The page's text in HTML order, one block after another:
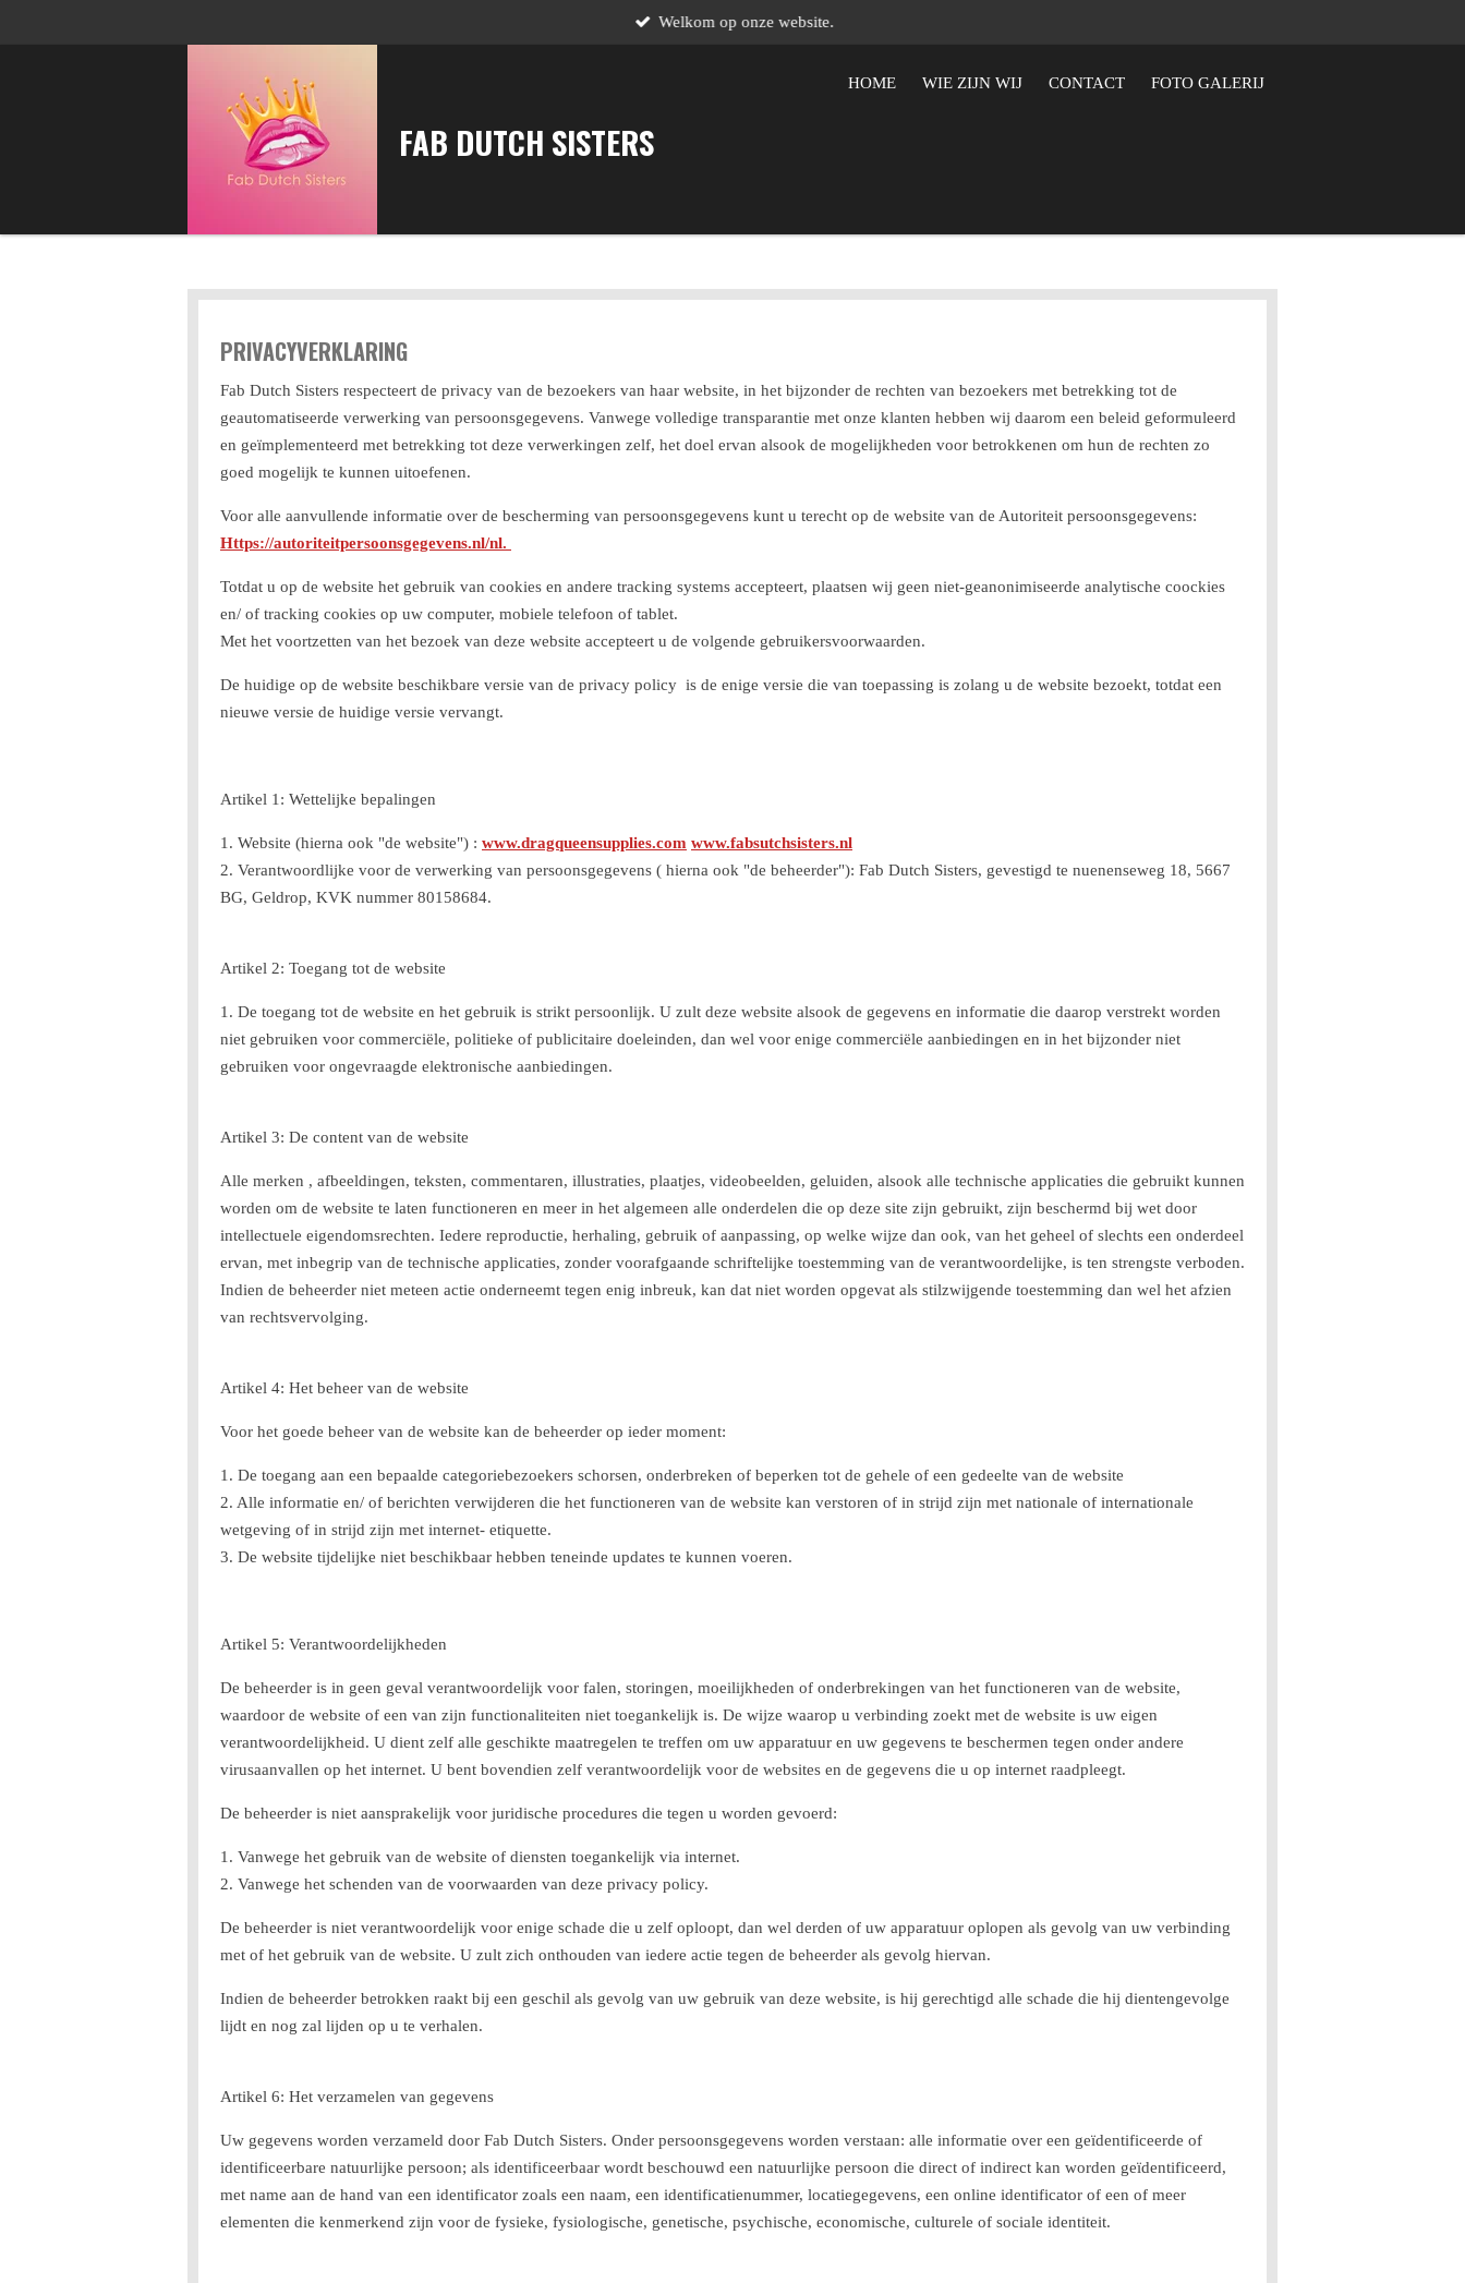
Welkom op onze website.
FAB DUTCH SISTERS
HOME WIE ZIJN WIJ CONTACT FOTO GALERIJ
PRIVACYVERKLARING
Fab Dutch Sisters respecteert de privacy van de bezoekers van haar website, in het bijzonder de rechten van bezoekers met betrekking tot de
geautomatiseerde verwerking van persoonsgegevens. Vanwege volledige transparantie met onze klanten hebben wij daarom een beleid geformuleerd
en geïmplementeerd met betrekking tot deze verwerkingen zelf, het doel ervan alsook de mogelijkheden voor betrokkenen om hun de rechten zo
goed mogelijk te kunnen uitoefenen.
Voor alle aanvullende informatie over de bescherming van persoonsgegevens kunt u terecht op de website van de Autoriteit persoonsgegevens:
Https://autoriteitpersoonsgegevens.nl/nl.
Totdat u op de website het gebruik van cookies en andere tracking systems accepteert, plaatsen wij geen niet-geanonimiseerde analytische coockies
en/ of tracking cookies op uw computer, mobiele telefoon of tablet.
Met het voortzetten van het bezoek van deze website accepteert u de volgende gebruikersvoorwaarden.
De huidige op de website beschikbare versie van de privacy policy is de enige versie die van toepassing is zolang u de website bezoekt, totdat een
nieuwe versie de huidige versie vervangt.
Artikel 1: Wettelijke bepalingen
1. Website (hierna ook "de website") : www.dragqueensupplies.com www.fabsutchsisters.nl
2. Verantwoordlijke voor de verwerking van persoonsgegevens ( hierna ook "de beheerder"): Fab Dutch Sisters, gevestigd te nuenenseweg 18, 5667
BG, Geldrop, KVK nummer 80158684.
Artikel 2: Toegang tot de website
1. De toegang tot de website en het gebruik is strikt persoonlijk. U zult deze website alsook de gegevens en informatie die daarop verstrekt worden
niet gebruiken voor commerciële, politieke of publicitaire doeleinden, dan wel voor enige commerciële aanbiedingen en in het bijzonder niet
gebruiken voor ongevraagde elektronische aanbiedingen.
Artikel 3: De content van de website
Alle merken , afbeeldingen, teksten, commentaren, illustraties, plaatjes, videobeelden, geluiden, alsook alle technische applicaties die gebruikt kunnen
worden om de website te laten functioneren en meer in het algemeen alle onderdelen die op deze site zijn gebruikt, zijn beschermd bij wet door
intellectuele eigendomsrechten. Iedere reproductie, herhaling, gebruik of aanpassing, op welke wijze dan ook, van het geheel of slechts een onderdeel
ervan, met inbegrip van de technische applicaties, zonder voorafgaande schriftelijke toestemming van de verantwoordelijke, is ten strengste verboden.
Indien de beheerder niet meteen actie onderneemt tegen enig inbreuk, kan dat niet worden opgevat als stilzwijgende toestemming dan wel het afzien
van rechtsvervolging.
Artikel 4: Het beheer van de website
Voor het goede beheer van de website kan de beheerder op ieder moment:
1. De toegang aan een bepaalde categoriebezoekers schorsen, onderbreken of beperken tot de gehele of een gedeelte van de website
2. Alle informatie en/ of berichten verwijderen die het functioneren van de website kan verstoren of in strijd zijn met nationale of internationale
wetgeving of in strijd zijn met internet- etiquette.
3. De website tijdelijke niet beschikbaar hebben teneinde updates te kunnen voeren.
Artikel 5: Verantwoordelijkheden
De beheerder is in geen geval verantwoordelijk voor falen, storingen, moeilijkheden of onderbrekingen van het functioneren van de website,
waardoor de website of een van zijn functionaliteiten niet toegankelijk is. De wijze waarop u verbinding zoekt met de website is uw eigen
verantwoordelijkheid. U dient zelf alle geschikte maatregelen te treffen om uw apparatuur en uw gegevens te beschermen tegen onder andere
virusaanvallen op het internet. U bent bovendien zelf verantwoordelijk voor de websites en de gegevens die u op internet raadpleegt.
De beheerder is niet aansprakelijk voor juridische procedures die tegen u worden gevoerd:
1. Vanwege het gebruik van de website of diensten toegankelijk via internet.
2. Vanwege het schenden van de voorwaarden van deze privacy policy.
De beheerder is niet verantwoordelijk voor enige schade die u zelf oploopt, dan wel derden of uw apparatuur oplopen als gevolg van uw verbinding
met of het gebruik van de website. U zult zich onthouden van iedere actie tegen de beheerder als gevolg hiervan.
Indien de beheerder betrokken raakt bij een geschil als gevolg van uw gebruik van deze website, is hij gerechtigd alle schade die hij dientengevolge
lijdt en nog zal lijden op u te verhalen.
Artikel 6: Het verzamelen van gegevens
Uw gegevens worden verzameld door Fab Dutch Sisters. Onder persoonsgegevens worden verstaan: alle informatie over een geïdentificeerde of
identificeerbare natuurlijke persoon; als identificeerbaar wordt beschouwd een natuurlijke persoon die direct of indirect kan worden geïdentificeerd,
met name aan de hand van een identificator zoals een naam, een identificatienummer, locatiegegevens, een online identificator of een of meer
elementen die kenmerkend zijn voor de fysieke, fysiologische, genetische, psychische, economische, culturele of sociale identiteit.